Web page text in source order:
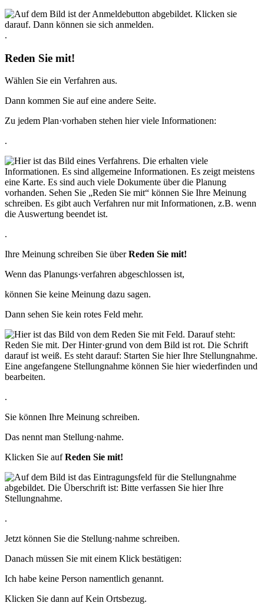
.
Reden Sie mit!
Wählen Sie ein Verfahren aus.
Dann kommen Sie auf eine andere Seite.
Zu jedem Plan·vorhaben stehen hier viele Informationen:
.
.
Ihre Meinung schreiben Sie überReden Sie mit!
Wenn das Planungs·verfahren abgeschlossen ist,
können Sie keine Meinung dazu sagen.
Dann sehen Sie kein rotes Feld mehr.
.
Sie können Ihre Meinung schreiben.
Das nennt man Stellung·nahme.
Klicken Sie aufReden Sie mit!
.
Jetzt können Sie die Stellung·nahme schreiben.
Danach müssen Sie mit einem Klick bestätigen:
Ich habe keine Person namentlich genannt.
Klicken Sie dann auf Kein Ortsbezug.